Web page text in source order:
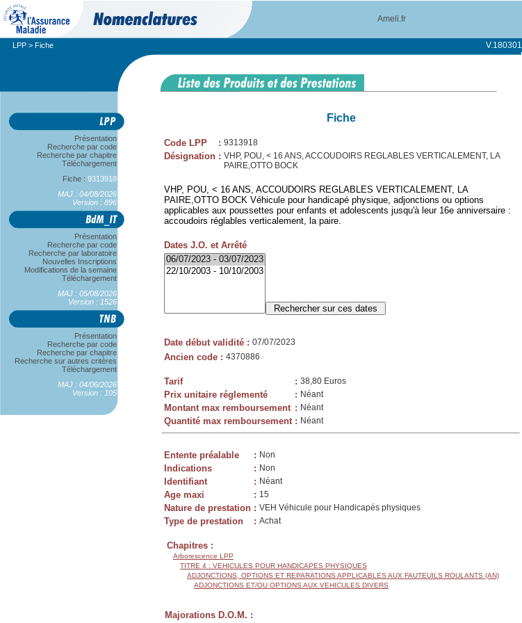
Ameli.fr
LPP > Fiche V.180301
Présentation
Recherche par code
Recherche par chapitre
Téléchargement
Fiche : 9313918
MAJ : 04/08/2026
Version : 896
Présentation
Recherche par code
Recherche par laboratoire
Nouvelles Inscriptions
Modifications de la semaine
Téléchargement
MAJ : 05/08/2026
Version : 1526
Présentation
Recherche par code
Recherche par chapitre
Recherche sur autres critères
Téléchargement
MAJ : 04/06/2026
Version : 105
Fiche
Code LPP : 9313918
Désignation : VHP, POU, < 16 ANS, ACCOUDOIRS REGLABLES VERTICALEMENT, LA
PAIRE,OTTO BOCK
VHP, POU, < 16 ANS, ACCOUDOIRS REGLABLES VERTICALEMENT, LA
PAIRE,OTTO BOCK Véhicule pour handicapé physique, adjonctions ou options
applicables aux poussettes pour enfants et adolescents jusqu'à leur 16e anniversaire :
accoudoirs réglables verticalement, la paire.
Dates J.O. et Arrêté
Date début validité : 07/07/2023
Ancien code : 4370886
Tarif : 38,80 Euros
Prix unitaire réglementé : Néant
Montant max remboursement : Néant
Quantité max remboursement : Néant
Entente préalable : Non
Indications : Non
Identifiant : Néant
Age maxi : 15
Nature de prestation : VEH Véhicule pour Handicapés physiques
Type de prestation : Achat
Chapitres :
Arborescence LPP
TITRE 4 : VEHICULES POUR HANDICAPES PHYSIQUES
ADJONCTIONS, OPTIONS ET REPARATIONS APPLICABLES AUX FAUTEUILS ROULANTS (AN)
ADJONCTIONS ET/OU OPTIONS AUX VEHICULES DIVERS
Majorations D.O.M. :